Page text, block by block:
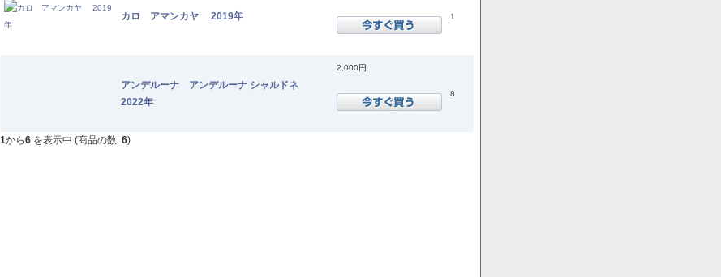
カロ アマンカヤ 2019年 1
アンデルーナ アンデルーナ シャルドネ
2022年
2,000円
8
1から6 を表示中 (商品の数: 6)